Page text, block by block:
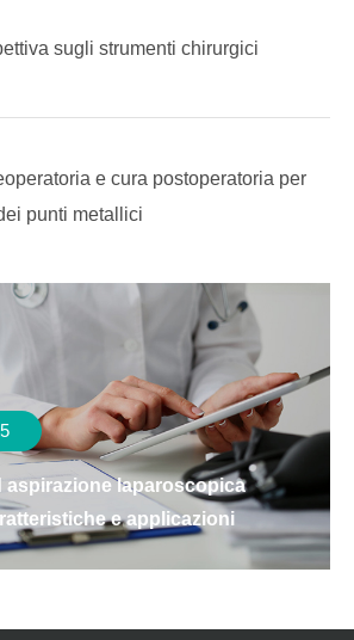
sugli strumenti chirurgici
e cura postoperatoria per
punti metallici
aspirazione laparoscopica
e applicazioni